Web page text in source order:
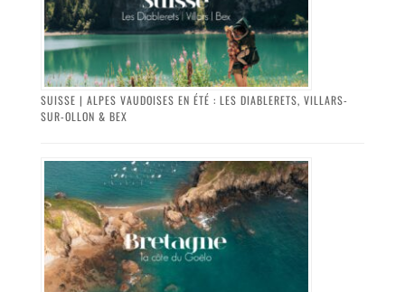
SUISSE | ALPES VAUDOISES EN ÉTÉ : LES DIABLERETS, VILLARS-
SUR-OLLON & BEX